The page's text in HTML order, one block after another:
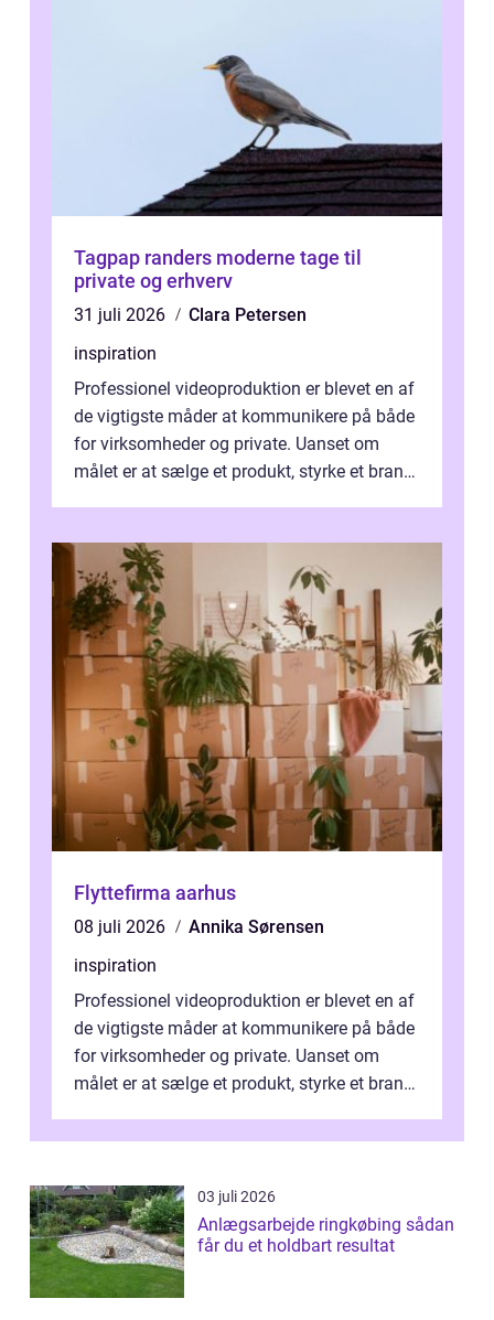
Tagpap randers moderne tage til
private og erhverv
31 juli 2026
Clara Petersen
inspiration
Professionel videoproduktion er blevet en af
de vigtigste måder at kommunikere på både
for virksomheder og private. Uanset om
målet er at sælge et produkt, styrke et brand,
Flyttefirma aarhus
08 juli 2026
Annika Sørensen
inspiration
Professionel videoproduktion er blevet en af
de vigtigste måder at kommunikere på både
for virksomheder og private. Uanset om
målet er at sælge et produkt, styrke et brand,
03 juli 2026
Anlægsarbejde ringkøbing sådan
får du et holdbart resultat